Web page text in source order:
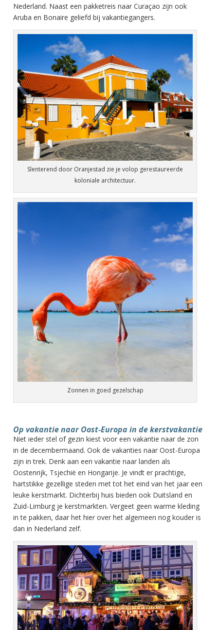
Nederland. Naast een pakketreis naar Curaçao zijn ook
Aruba en Bonaire geliefd bij vakantiegangers.
Slenterend door Oranjestad zie je volop gerestaureerde
koloniale architectuur.
Zonnen in goed gezelschap
Op vakantie naar Oost-Europa in de kerstvakantie
Niet ieder stel of gezin kiest voor een vakantie naar de zon
in de decembermaand. Ook de vakanties naar Oost-Europa
zijn in trek. Denk aan een vakantie naar landen als
Oostenrijk, Tsjechië en Hongarije. Je vindt er prachtige,
hartstikke gezellige steden met tot het eind van het jaar een
leuke kerstmarkt. Dichterbij huis bieden ook Duitsland en
Zuid-Limburg je kerstmarkten. Vergeet geen warme kleding
in te pakken, daar het hier over het algemeen nog kouder is
dan in Nederland zelf.